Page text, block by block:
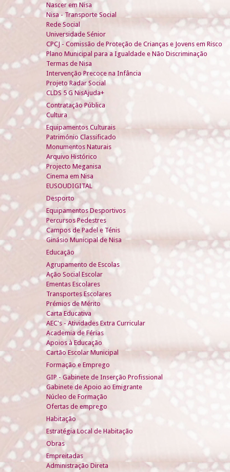
Nascer em Nisa
Nisa - Transporte Social
Rede Social
Universidade Sénior
CPCJ - Comissão de Proteção de Crianças e Jovens em Risco
Plano Municipal para a Igualdade e Não Discriminação
Termas de Nisa
Intervenção Precoce na Infância
Projeto Radar Social
CLDS 5 G NisAjuda+
Contratação Pública
Cultura
Equipamentos Culturais
Património Classificado
Monumentos Naturais
Arquivo Histórico
Projecto Meganisa
Cinema em Nisa
EUSOUDIGITAL
Desporto
Equipamentos Desportivos
Percursos Pedestres
Campos de Padel e Ténis
Ginásio Municipal de Nisa
Educação
Agrupamento de Escolas
Ação Social Escolar
Ementas Escolares
Transportes Escolares
Prémios de Mérito
Carta Educativa
AEC's - Atividades Extra Curricular
Academia de Férias
Apoios à Educação
Cartão Escolar Municipal
Formação e Emprego
GIP - Gabinete de Inserção Profissional
Gabinete de Apoio ao Emigrante
Núcleo de Formação
Ofertas de emprego
Habitação
Estratégia Local de Habitação
Obras
Empreitadas
Administração Direta